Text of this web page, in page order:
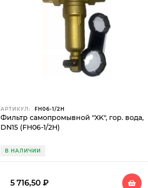
АРТИКУЛ: FH06-1/2H
Фильтр самопромывной "XK", гор. вода,
DN15 (FH06-1/2H)
В НАЛИЧИИ
5 716,50₽